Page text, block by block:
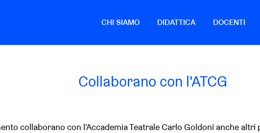
CHI SIAMO DIDATTICA DOCENTI
Collaborano con l'ATCG
collaborano con l'Accademia Teatrale Carlo Goldoni anche